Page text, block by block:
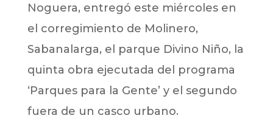
Noguera, entregó este miércoles en
el corregimiento de Molinero,
Sabanalarga, el parque Divino Niño, la
quinta obra ejecutada del programa
‘Parques para la Gente’ y el segundo
fuera de un casco urbano.